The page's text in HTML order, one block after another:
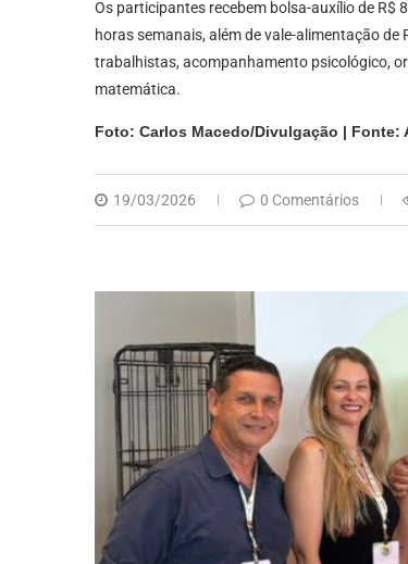
Os participantes recebem bolsa-auxílio de R$
horas semanais, além de vale-alimentação
trabalhistas, acompanhamento psicológico,
matemática.
Foto: Carlos Macedo/Divulgação | Fonte:
19/03/2026 0 Comentários